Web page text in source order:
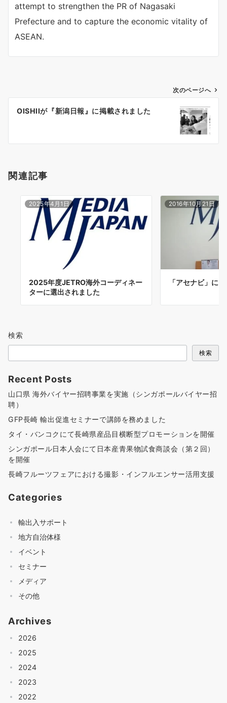
attempt to strengthen the PR of Nagasaki
Prefecture and to capture the economic vitality of
ASEAN.
稿
ョ
次のページへ
OISHIIが『新潟日報』に掲載されました
関連記事
2025年4月1日
2025年度JETRO海外コーディネー
ターに選出されました
2016年10月21日
「アセナビ」に
検索
検索
Recent Posts
山口県 海外バイヤー招聘事業を実施（シンガポールバイヤー招
聘）
GFP長崎 輸出促進セミナーで講師を務めました
タイ・バンコクにて長崎県産品目横断型プロモーションを開催
シンガポール日本人会にて日本産青果物試食商談会（第２回）
を開催
長崎フルーツフェアにおける撮影・インフルエンサー活用支援
Categories
輸出入サポート
地方自治体様
イベント
セミナー
メディア
その他
Archives
2026
2025
2024
2023
2022